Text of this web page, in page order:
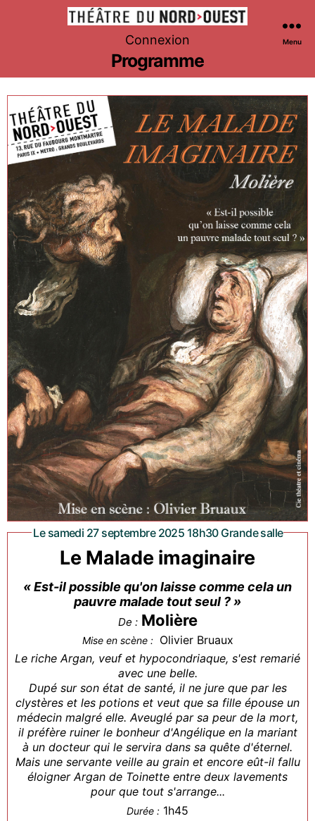
Théâtre
du
Nord-
Ouest
Connexion Menu
Programme
Le samedi 27 septembre 2025 18h30 Grande salle
Le Malade imaginaire
« Est-il possible qu'on laisse comme cela un
pauvre malade tout seul ? »
De : Molière
Mise en scène : Olivier Bruaux
Le riche Argan, veuf et hypocondriaque, s'est remarié
avec une belle.
Dupé sur son état de santé, il ne jure que par les
clystères et les potions et veut que sa fille épouse un
médecin malgré elle. Aveuglé par sa peur de la mort,
il préfère ruiner le bonheur d'Angélique en la mariant
à un docteur qui le servira dans sa quête d'éternel.
Mais une servante veille au grain et encore eût-il fallu
éloigner Argan de Toinette entre deux lavements
pour que tout s'arrange...
Durée : 1h45